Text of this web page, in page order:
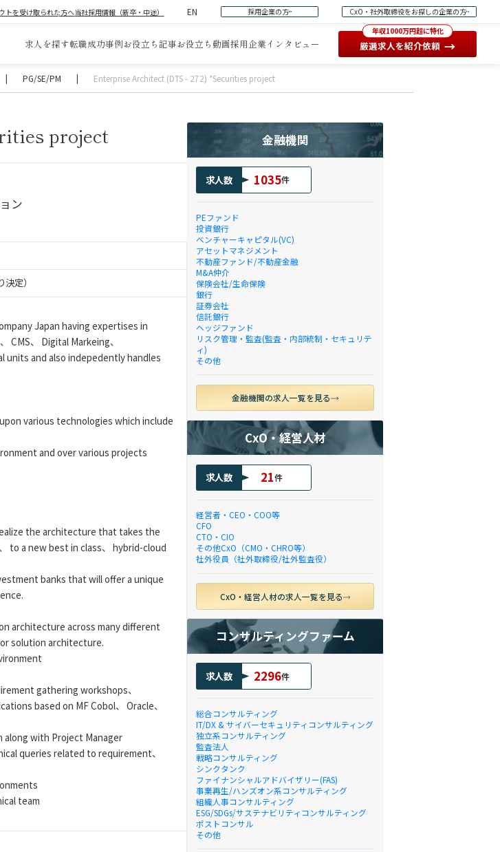
トを受け取られた方へ当社採用情報（新卒・中途） EN 採用企業の方 CxO・社外取締役をお探しの企業の方
求人を探す転職成功事例お役立ち記事お役立ち動画採用企業インタビュー
年収1000万円超に特化
厳選求人を紹介依頼 →
| PG/SE/PM | Enterprise Architect (DTS - 272) *Securities project
project
ン
定）
Japan having expertises in
CMS、 Digital Markeing、
and also indepedently handles
various technologies which include
and over various projects
the architecture that takes the
to a new best in class、 hybrid-cloud
banks that will offer a unique
architecture across many different
solution architecture.
gathering workshops、
based on MF Cobol、 Oracle、
along with Project Manager
queries related to requirement、
team
金融機関
求人数 1035件
PEファンド
投資銀行
ベンチャーキャピタル(VC)
アセットマネジメント
不動産ファンド/不動産金融
M&A仲介
保険会社/生命保険
銀行
証券会社
信託銀行
ヘッジファンド
リスク管理・監査(監査・内部統制・セキュリテ
ィ)
その他
金融機関の求人一覧を見る
CxO・経営人材
求人数 21件
経営者・CEO・COO等
CFO
CTO・CIO
その他CxO（CMO・CHRO等）
社外役員（社外取締役/社外監査役）
CxO・経営人材の求人一覧を見る
コンサルティングファーム
求人数 2296件
総合コンサルティング
IT/DX & サイバーセキュリティコンサルティング
独立系コンサルティング
監査法人
戦略コンサルティング
シンクタンク
ファイナンシャルアドバイザリー(FAS)
事業再生/ハンズオン系コンサルティング
組織人事コンサルティング
ESG/SDGs/サステナビリティコンサルティング
ポストコンサル
その他